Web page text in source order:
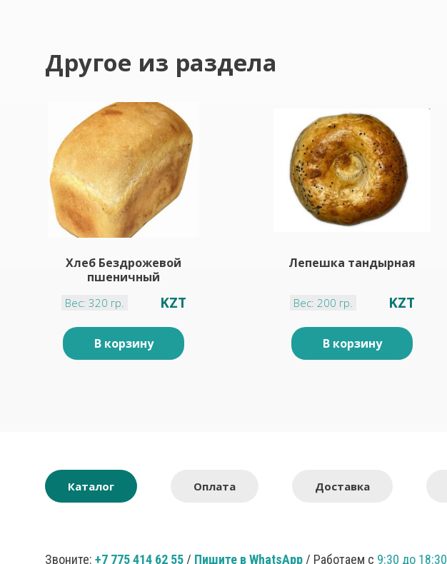
Другое из раздела
Хлеб Бездрожевой
пшеничный
Вес: 320 гр. KZT
В корзину
Лепешка тандырная
Вес: 200 гр. KZT
В корзину
Каталог Оплата Доставка
Звоните: +7 775 414 62 55 / Пишите в WhatsApp / Работаем с 9:30 до 18:30